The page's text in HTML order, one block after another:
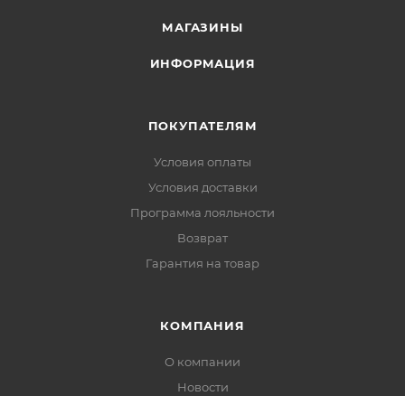
материалы с уменьшенным воздействием на
МАГАЗИНЫ
ИНФОРМАЦИЯ
ПОКУПАТЕЛЯМ
Условия оплаты
Условия доставки
Программа лояльности
Возврат
Гарантия на товар
КОМПАНИЯ
О компании
Новости